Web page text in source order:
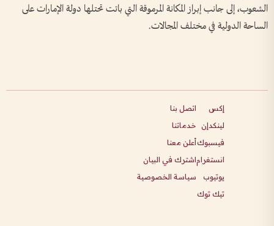
الشعوب، إلى جانب إبراز المكانة المرموقة التي باتت تحتلها دولة الإمارات على
الساحة الدولية في مختلف المجالات.
إكس
لينكدإن
فيسبوك
انستغرام
يوتيوب
تيك توك
اتصل بنا
خدماتنا
أعلن معنا
اشترك في البيان
سياسة الخصوصية